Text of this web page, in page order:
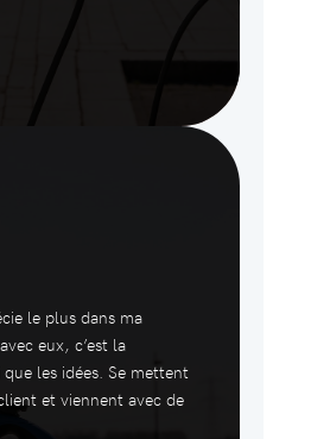
le plus dans ma
eux, c’est la
que les idées. Se mettent
et viennent avec de